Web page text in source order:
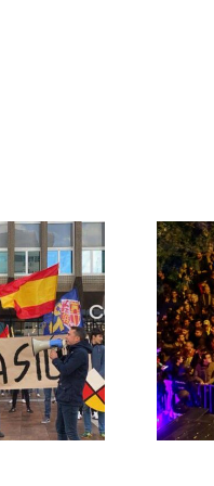
las
contra el
AMNISTÍA